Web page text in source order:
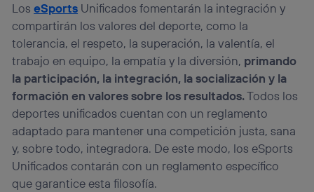
LoseSports Unificados fomentarán la integración y
compartirán los valores del deporte, como la
tolerancia, el respeto, la superación, la valentía, el
trabajo en equipo, la empatía y la diversión, primando
la participación, la integración, la socialización y la
formación en valores sobre los resultados.Todos los
deportes unificados cuentan con un reglamento
adaptado para mantener una competición justa, sana
y, sobre todo, integradora. De este modo, los eSports
Unificados contarán con un reglamento específico
que garantice esta filosofía.